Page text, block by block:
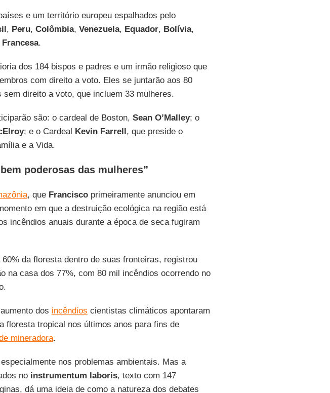
e um território europeu espalhados pelo
, Peru, Colômbia, Venezuela, Equador, Bolívia,
.
dos 184 bispos e padres e um irmão religioso que
com direito a voto. Eles se juntarão aos 80
direito a voto, que incluem 33 mulheres.
são: o cardeal de Boston, Sean O’Malley; o
; e o Cardeal Kevin Farrell, que preside o
e a Vida.
poderosas das mulheres”
, que Franciscoprimeiramente anunciou em
em que a destruição ecológica na região está
incêndios anuais durante a época de seca fugiram
da floresta dentro de suas fronteiras, registrou
na casa dos 77%, com 80 mil incêndios ocorrendo no
dos incêndios cientistas climáticos apontaram
floresta tropical nos últimos anos para fins de
mineradora.
nos problemas ambientais. Mas a
no instrumentum laboris, texto com 147
dá uma ideia de como a natureza dos debates